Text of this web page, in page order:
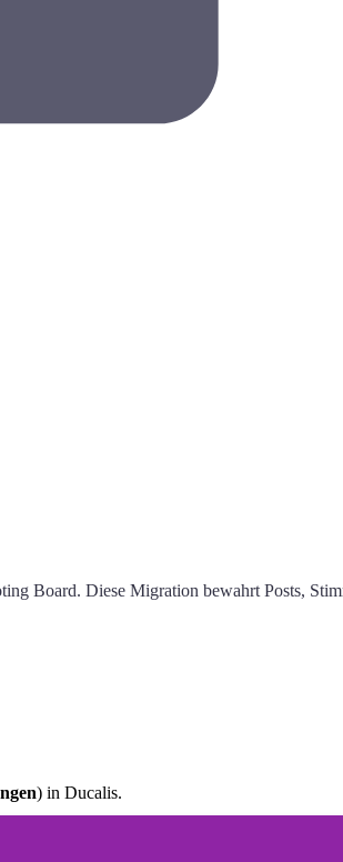
Board. Diese Migration bewahrt Posts,
) in Ducalis.